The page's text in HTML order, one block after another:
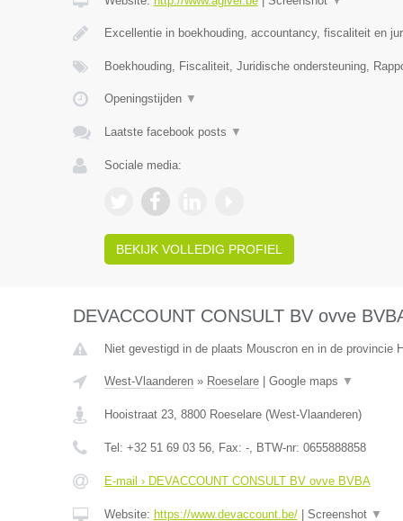
Excellentie in boekhouding, accountancy, fiscaliteit en
Boekhouding, Fiscaliteit, Juridische ondersteuning,
Openingstijden ▼
Laatste facebook posts ▼
Sociale media:
BEKIJK VOLLEDIG PROFIEL
DEVACCOUNT CONSULT BV ovve
Niet gevestigd in de plaats Mouscron en in de provincie
West-Vlaanderen» Roeselare| Google maps ▼
Hooistraat 23, 8800 Roeselare(West-Vlaanderen)
Tel: +32 51 69 03 56, Fax: -, BTW-nr: 0655888858
E-mail › DEVACCOUNT CONSULT BV ovve BVBA
Website: https://www.devaccount.be/| Screenshot ▼